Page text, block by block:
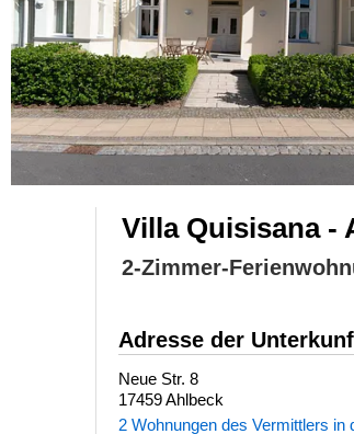
Villa Quisisana -
2-Zimmer-
Adresse der
Neue Str. 8
17459 Ahlbeck
2 Wohnungen des Vermittlers in